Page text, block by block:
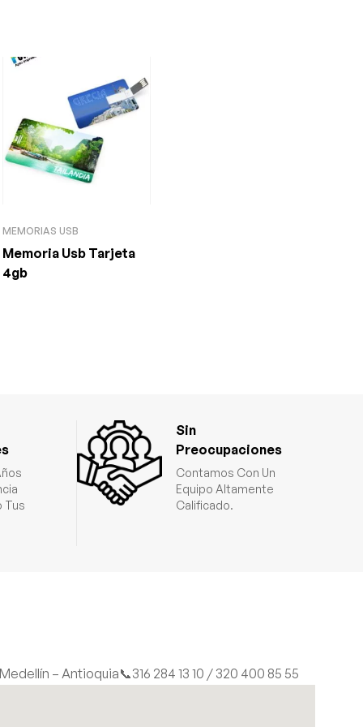
MEMORIAS USB
Memoria Usb Tarjeta
4gb
Tus
Sin
Preocupaciones
Contamos Con Un
Equipo Altamente
Calificado.
– Antioquia📞316 284 13 10 / 320 400 85 55